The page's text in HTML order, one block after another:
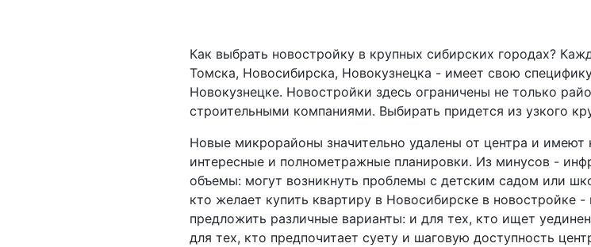
Как выбрать новостройку в крупных сибирских городах?
Томска, Новосибирска, Новокузнецка - имеет свою
Новокузнецке. Новостройки здесь ограничены не только
строительными компаниями. Выбирать придется из узкого
Новые микрорайоны значительно удалены от центра и
интересные и полнометражные планировки. Из минусов -
объемы: могут возникнуть проблемы с детским садом или
кто желает купить квартиру в Новосибирске в новостройке -
предложить различные варианты: и для тех, кто ищет
для тех, кто предпочитает суету и шаговую доступность